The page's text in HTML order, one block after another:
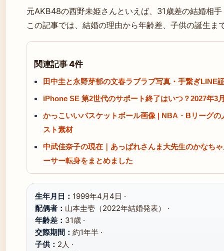
元AKB48の西野未姫さんといえば、31歳差の結婚相
この記事では、結婚の理由から年齢差、子供の誕生ま
関連記事 4件
田中圭と永野芽郁の文春ラブラブ写真・手繋ぎLINE
iPhone SE 第2世代のサポート終了はいつ？2027年3
かっこいいバスケットボール画像 | NBA・Bリーグ
スト素材
中武佳奈子の現在｜あっぱれさんま大先生のかなち
ーサー転身をまとめました
生年月日： 1999年4月4日 ·
配偶者： 山本圭壱（2022年結婚発表） ·
年齢差： 31歳 ·
交際期間： 約1年半 ·
子供： 2人 ·